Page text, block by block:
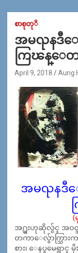
စာစုတုိ
အမၺနဒီေ
ကြၽန္ေ
April 9, 2018 Aung
အမၺနဒီေ
(
အ႐ူးဟုဆိုလွ်င္ အဝ
တကာေလွ်ာက္သြား
စား၊ ေနပူမေရွာင္